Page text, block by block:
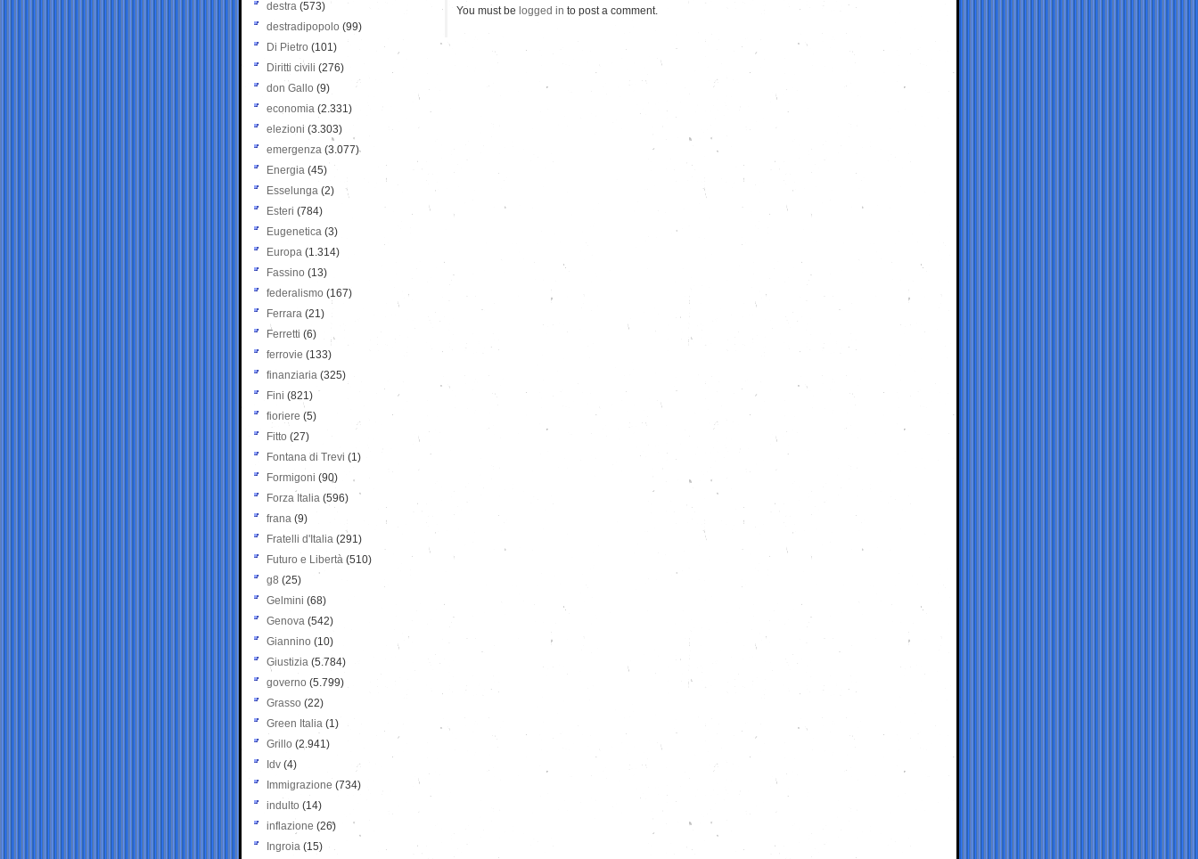
You must be logged in to post a comment.
destra (573)
destradipopolo (99)
Di Pietro (101)
Diritti civili (276)
don Gallo (9)
economia (2.331)
elezioni (3.303)
emergenza (3.077)
Energia (45)
Esselunga (2)
Esteri (784)
Eugenetica (3)
Europa (1.314)
Fassino (13)
federalismo (167)
Ferrara (21)
Ferretti (6)
ferrovie (133)
finanziaria (325)
Fini (821)
fioriere (5)
Fitto (27)
Fontana di Trevi (1)
Formigoni (90)
Forza Italia (596)
frana (9)
Fratelli d'Italia (291)
Futuro e Libertà (510)
g8 (25)
Gelmini (68)
Genova (542)
Giannino (10)
Giustizia (5.784)
governo (5.799)
Grasso (22)
Green Italia (1)
Grillo (2.941)
Idv (4)
Immigrazione (734)
indulto (14)
inflazione (26)
Ingroia (15)